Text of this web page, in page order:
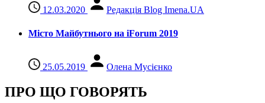
12.03.2020 Редакція Blog Imena.UA
Місто Майбутнього на iForum 2019
25.05.2019 Олена Мусієнко
ПРО ЩО ГОВОРЯТЬ